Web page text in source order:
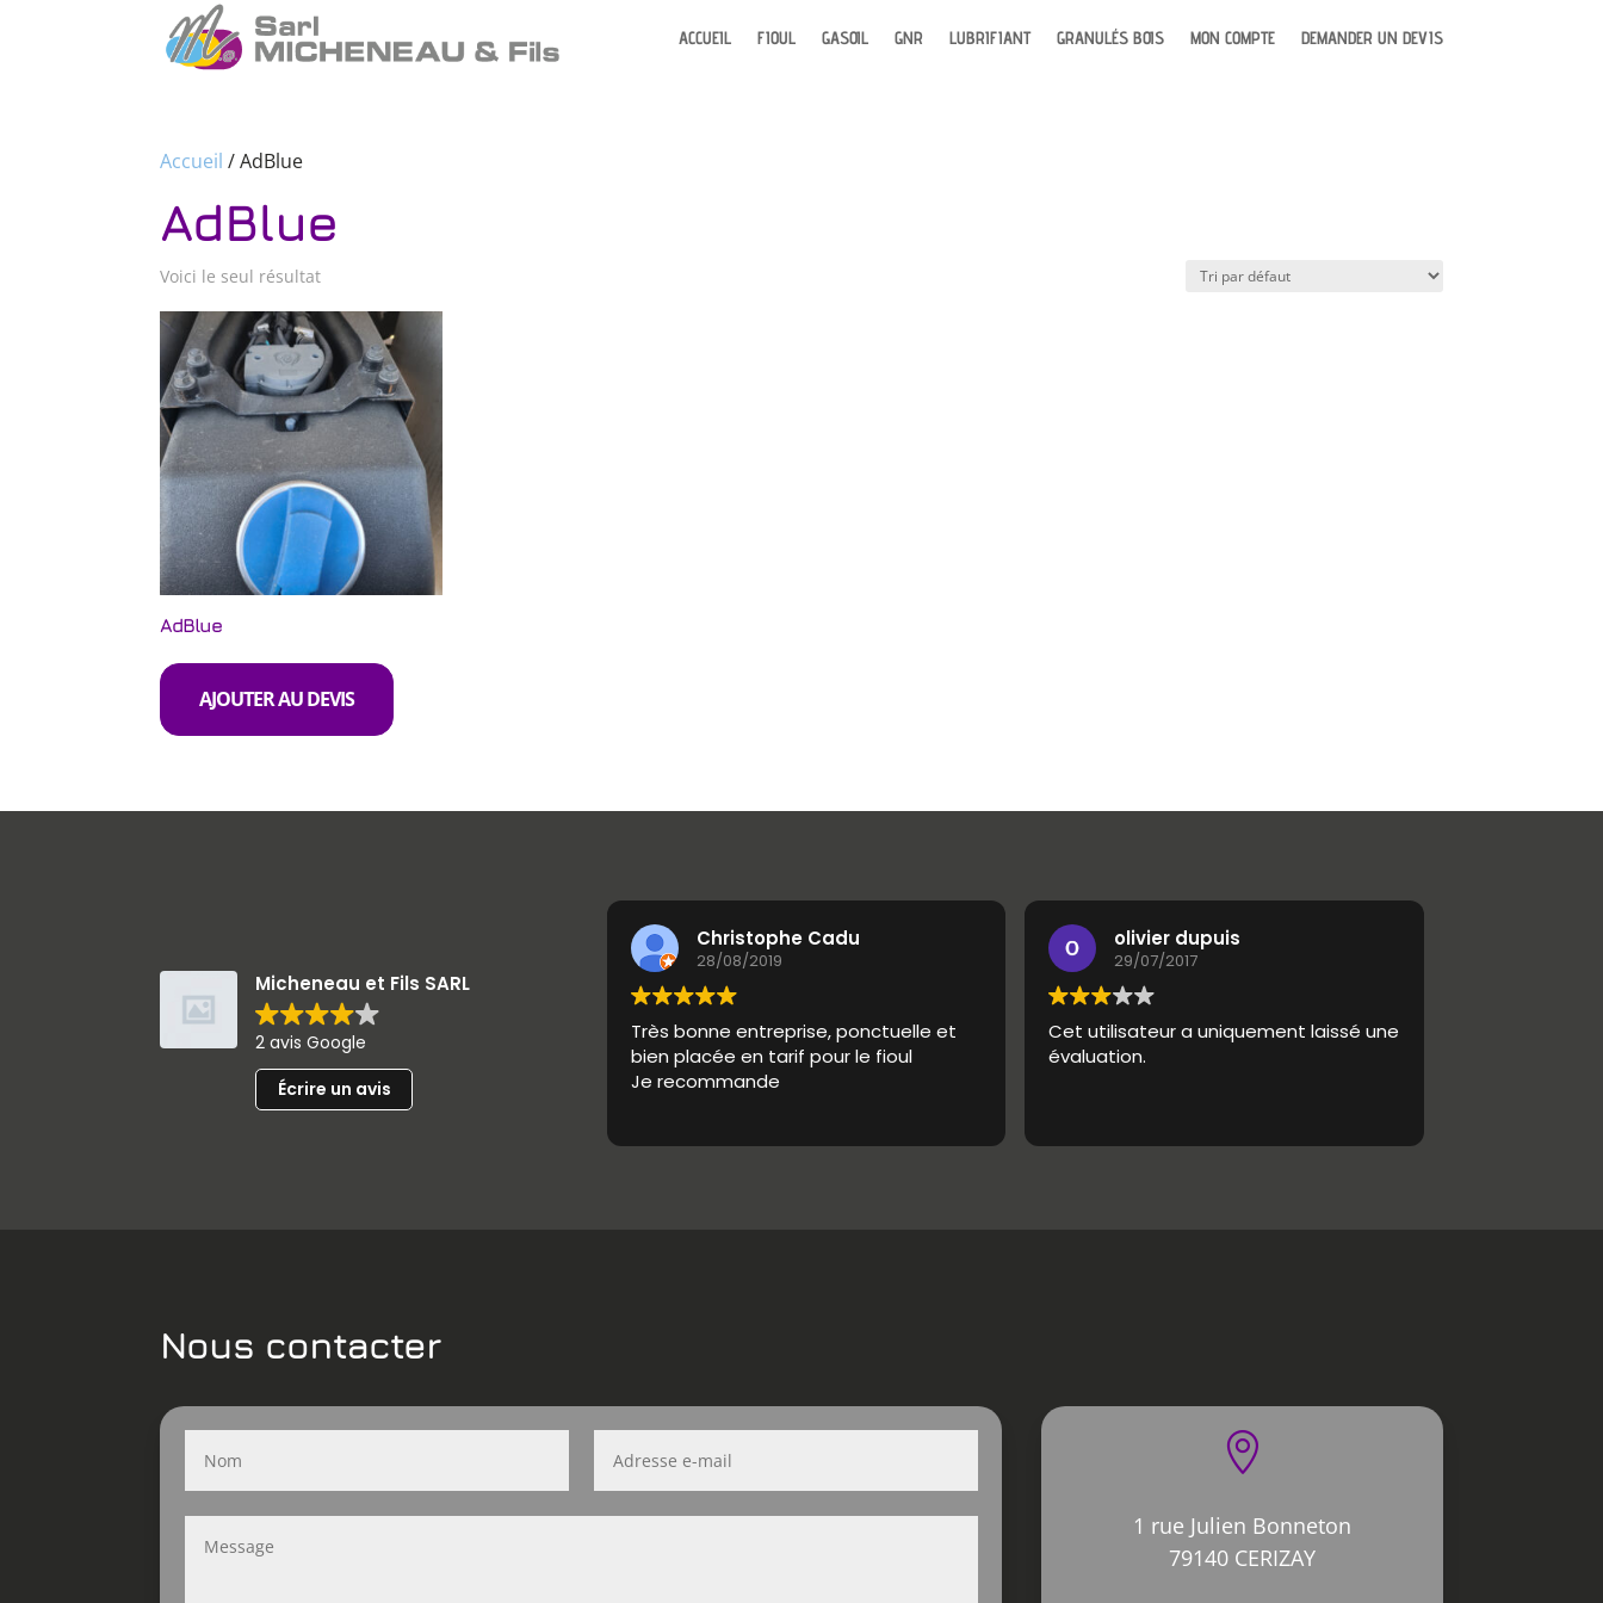
ACCUEIL FIOUL GASOIL GNR LUBRIFIANT GRANULÉS BOIS MON COMPTE DEMANDER UN DEVIS
Accueil / AdBlue
AdBlue
Voici le seul résultat
AdBlue
AJOUTER AU DEVIS
Micheneau et Fils SARL
2 avis Google
Écrire un avis
Christophe Cadu
28/08/2019
Très bonne entreprise, ponctuelle et
bien placée en tarif pour le fioul
Je recommande
olivier dupuis
29/07/2017
Cet utilisateur a uniquement laissé une
évaluation.
Nous contacter

1 rue Julien Bonneton
79140 CERIZAY